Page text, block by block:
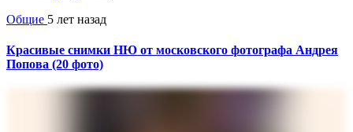
Общие 5 лет назад
Красивые снимки НЮ от московского фотографа Андрея
Попова (20 фото)